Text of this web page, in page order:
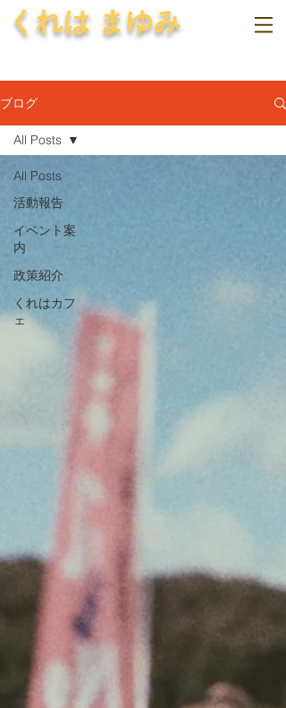
くれは まゆみ
ブログ
All Posts
活動報告
イベント案
内
政策紹介
くれはカフ
ェ
All Posts